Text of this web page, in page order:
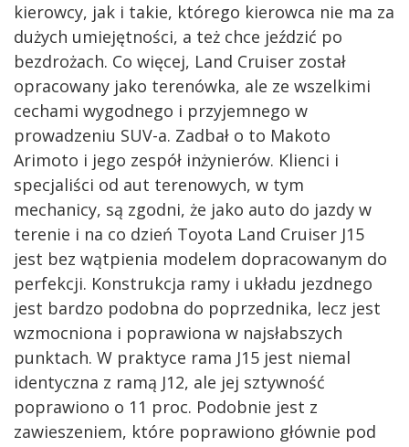
kierowcy, jak i takie, którego kierowca nie ma za
dużych umiejętności, a też chce jeździć po
bezdrożach. Co więcej, Land Cruiser został
opracowany jako terenówka, ale ze wszelkimi
cechami wygodnego i przyjemnego w
prowadzeniu SUV-a. Zadbał o to Makoto
Arimoto i jego zespół inżynierów. Klienci i
specjaliści od aut terenowych, w tym
mechanicy, są zgodni, że jako auto do jazdy w
terenie i na co dzień Toyota Land Cruiser J15
jest bez wątpienia modelem dopracowanym do
perfekcji. Konstrukcja ramy i układu jezdnego
jest bardzo podobna do poprzednika, lecz jest
wzmocniona i poprawiona w najsłabszych
punktach. W praktyce rama J15 jest niemal
identyczna z ramą J12, ale jej sztywność
poprawiono o 11 proc. Podobnie jest z
zawieszeniem, które poprawiono głównie pod